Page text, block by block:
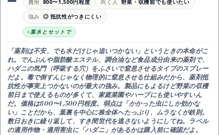
2〜3日おきに繰り返し葉裏へ
向き
まず今日から手を打ちたい人
費用 800〜1,500円程度 向く人
野菜・収穫前でも使いたい
強み ◎ 抵抗性がつきにくい
葉水とセットで
「薬剤は不安、でも水だけじゃ追いつかない」というときの本命がこ
れ。 でんぷんや脂肪酸エステル、調合油など食品成分由来の薬剤で、
ハダニの気門（呼吸する穴）をふさいで窒息させるタイプのスプレー
だよ。毒で倒すんじゃなく物理的に窒息させる仕組みだから、 薬剤抵
抗性が事実上つかないのが最大の強み。製品にもよるけど野菜の収穫
前日まで使えるものが多くて、家庭菜園やハーブにも使いやすいん
だ。価格は800〜1,500円程度。弱点は「かかった虫にしか効かな
い」ことだから、 葉裏を中心に株全体へたっぷり、ムラなくが鉄則。
数日おきに繰り返して、すき間世代を逃さないようにしてね。ラベル
の適用作物・適用害虫に「ハダニ」があるかは購入前に確認だよ。